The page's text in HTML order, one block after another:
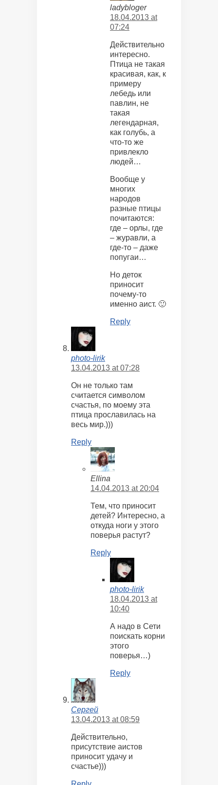
ladybloger
18.04.2013 at
07:24
Действительно
интересно.
Птица не такая
красивая, как, к
примеру
лебедь или
павлин, не
такая
легендарная,
как голубь, а
что-то же
привлекло
людей…
Вообще у
многих
народов
разные птицы
почитаются:
где – орлы, где
– журавли, а
где-то – даже
попугаи…
Но деток
приносит
почему-то
именно аист. 🙂
Reply
photo-lirik
13.04.2013 at 07:28
Он не только там
считается символом
счастья, по моему эта
птица прославилась на
весь мир.)))
Reply
Ellina
14.04.2013 at 20:04
Тем, что приносит
детей? Интересно, а
откуда ноги у этого
поверья растут?
Reply
photo-lirik
18.04.2013 at
10:40
А надо в Сети
поискать корни
этого
поверья…)
Reply
Сергей
13.04.2013 at 08:59
Действительно,
присутствие аистов
приносит удачу и
счастье)))